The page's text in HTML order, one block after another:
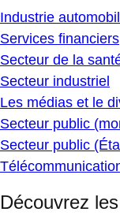
Industrie
Services financiers
Secteur de la
Secteur industriel
Les médias et le
Secteur public
Secteur public
Découvrez